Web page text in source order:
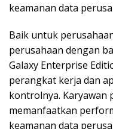
keamanan data
Baik untuk
perusahaan dengan
Galaxy Enterprise
perangkat kerja dan
kontrolnya. Karyawan
memanfaatkan
keamanan data